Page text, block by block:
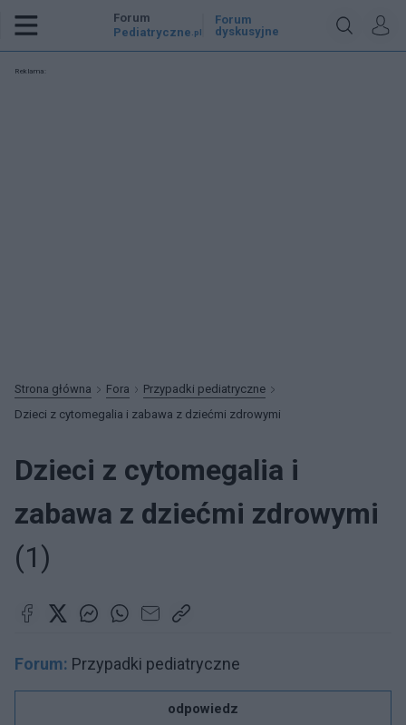
Forum
Pediatryczne .pl
Forum
dyskusyjne
Reklama:
Strona główna Fora
Przypadki pediatryczne
Dzieci z cytomegalia i zabawa z dziećmi zdrowymi
Dzieci z cytomegalia i
zabawa z dziećmi zdrowymi
(1)
Forum: Przypadki pediatryczne
odpowiedz